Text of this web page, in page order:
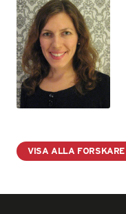
VISA ALLA FORSKARE